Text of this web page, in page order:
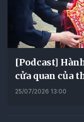
[Podcast]
cửa quan của
25/07/2026 13:00